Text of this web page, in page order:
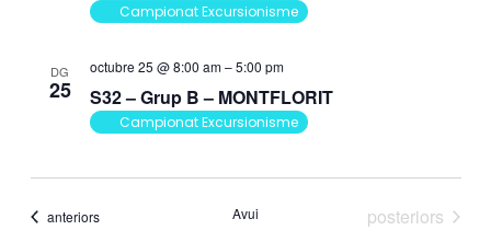
Campionat Excursionisme
DG
25 S32 – Grup B – MONTFLORIT
octubre 25 @ 8:00 am–5:00 pm
Campionat Excursionisme
Esdeveniments
anteriors Avui Esdeveniments
posteriors